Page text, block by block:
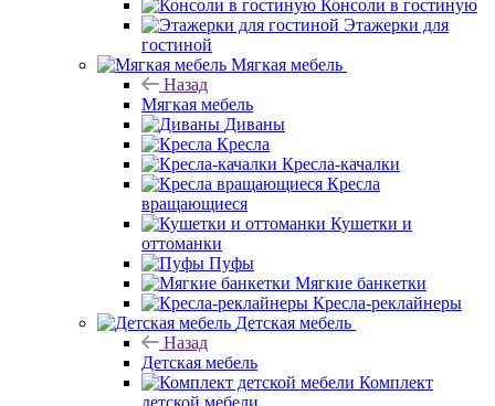
Консоли в гостиную
Этажерки для
гостиной
Мягкая мебель
Назад
Мягкая мебель
Диваны
Кресла
Кресла-качалки
Кресла
вращающиеся
Кушетки и
оттоманки
Пуфы
Мягкие банкетки
Кресла-реклайнеры
Детская мебель
Назад
Детская мебель
Комплект
детской мебели